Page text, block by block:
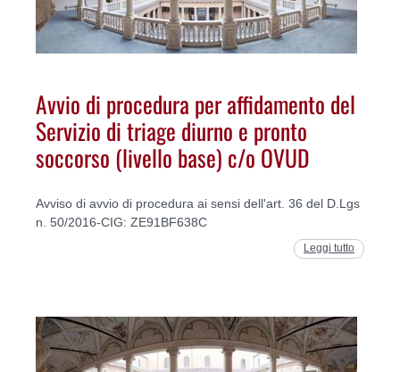
Avvio di procedura per affidamento del
Servizio di triage diurno e pronto
soccorso (livello base) c/o OVUD
Avviso di avvio di procedura ai sensi dell'art. 36 del D.Lgs
n. 50/2016-CIG: ZE91BF638C
Leggi tutto